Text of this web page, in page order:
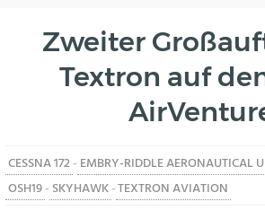
MILITÄR
HELIKOPTER
Zweiter
Textron auf
CESSNA 172- EMBRY-RIDDLE AERONAUTICAL
OSH19- SKYHAWK-TEXTRON AVIATION